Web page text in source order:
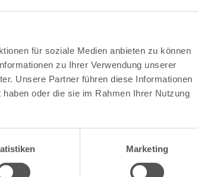
für soziale Medien anbieten zu können
zu Ihrer Verwendung unserer
Unsere Partner führen diese Informationen
oder die sie im Rahmen Ihrer Nutzung
Marketing